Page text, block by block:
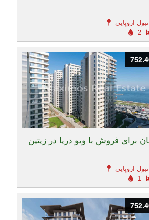
2
برای فروش با ویو دریا در زیتین
1